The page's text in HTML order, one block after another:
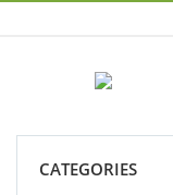
CATEGORIES